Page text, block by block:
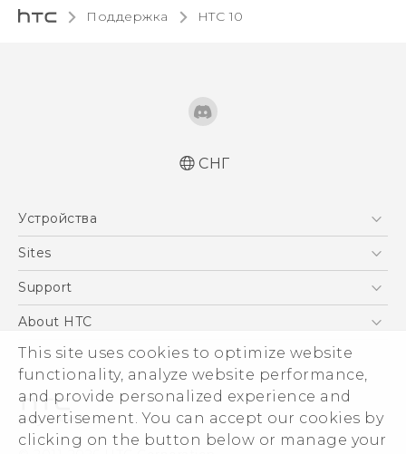
This site uses cookies to optimize website
functionality, analyze website performance,
and provide personalized experience and
advertisement. You can accept our cookies by
clicking on the button below or manage your
Поддержка HTC 10‎
Русский - Руководство пользователя
соответствию стандартам
Қазақ - жұмысты бастау нұсқаулығы
ақпараты
English - Quick start guide
English - User manual
English - Safety and regulatory guide
СНГ
Устройства
5G
EXODUS
VIVE
Sites
HTC Dev
Support
ПОДДЕРЖКА
About HTC
ESG
Инвестирование
Политика конфиденциальности
Безопасность продуктов